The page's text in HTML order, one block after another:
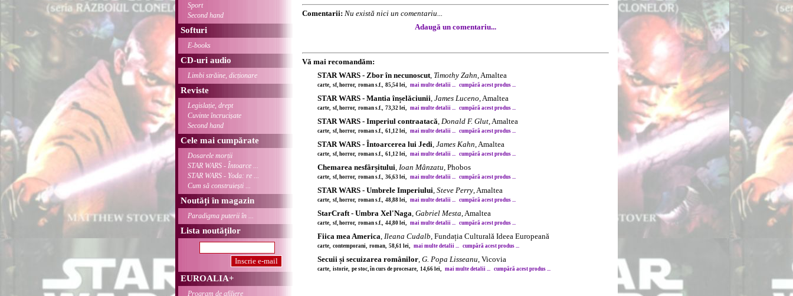
Sport
Second hand
Softuri
E-books
CD-uri audio
Limbi străine, dicționare
Reviste
Legislație, drept
Cuvinte încrucișate
Second hand
Cele mai cumpărate
Dosarele morții
STAR WARS - Întoarce ...
STAR WARS - Yoda: re ...
Cum să construiești ...
Noutăți în magazin
Paradigma puterii în ...
Lista noutăților
EUROALIA+
Program de afiliere
Comentarii: Nu există nici un comentariu...
Adaugă un comentariu...
Vă mai recomandăm:
STAR WARS - Zbor în necunoscut, Timothy Zahn, Amaltea
carte, sf, horror, roman s.f., 85,54 lei, mai multe detalii ... cumpără acest produs ...
STAR WARS - Mantia înșelăciunii, James Luceno, Amaltea
carte, sf, horror, roman s.f., 73,32 lei, mai multe detalii ... cumpără acest produs ...
STAR WARS - Imperiul contraatacă, Donald F. Glut, Amaltea
carte, sf, horror, roman s.f., 61,12 lei, mai multe detalii ... cumpără acest produs ...
STAR WARS - Întoarcerea lui Jedi, James Kahn, Amaltea
carte, sf, horror, roman s.f., 61,12 lei, mai multe detalii ... cumpără acest produs ...
Chemarea nesfârșitului, Ioan Mânzatu, Phobos
carte, sf, horror, roman s.f., 36,63 lei, mai multe detalii ... cumpără acest produs ...
STAR WARS - Umbrele Imperiului, Steve Perry, Amaltea
carte, sf, horror, roman s.f., 48,88 lei, mai multe detalii ... cumpără acest produs ...
StarCraft - Umbra Xel'Naga, Gabriel Mesta, Amaltea
carte, sf, horror, roman s.f., 44,80 lei, mai multe detalii ... cumpără acest produs ...
Fiica mea America, Ileana Cudalb, Fundația Culturală Ideea Europeană
carte, contemporani, roman, 58,61 lei, mai multe detalii ... cumpără acest produs ...
Secuii și secuizarea românilor, G. Popa Lisseanu, Vicovia
carte, istorie, pe stoc, în curs de procesare, 14,66 lei, mai multe detalii ... cumpără acest produs ...